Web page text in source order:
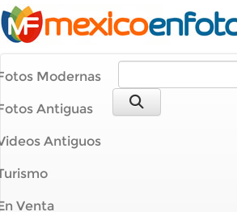
Modernas
Antiguas
Antiguos
Venta